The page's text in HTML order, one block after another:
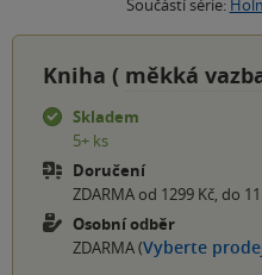
Součástí série:
Kniha ( měkká
Skladem
5+ ks
Doručení
ZDARMA od 1299 Kč, do
Osobní odběr
ZDARMA (Vyberte